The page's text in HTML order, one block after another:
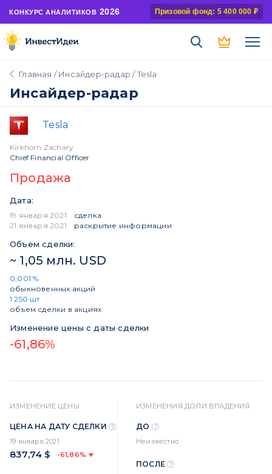
КОНКУРС АНАЛИТИКОВ 2026 Призовой фонд: 5 400 000 ₽
Главная /Инсайдер-радар / Tesla
Инсайдер-радар
Tesla
Kirkhorn Zachary
Chief Financial Officer
Продажа
Дата:
19 января 2021
сделка
21 января 2021
раскрытие информации
Объем сделки:
~ 1,05 млн. USD
0,001 %
обыкновенных акций
1 250 шт
объем сделки в акциях
Изменение цены с даты сделки
-61,86%
ИЗМЕНЕНИЕ ЦЕНЫ
ЦЕНА НА ДАТУ СДЕЛКИ
19 января 2021
837,74 $ -61,86%
ИЗМЕНЕНИЯ ДОЛИ ВЛАДЕНИЯ
ДО
Неизвестно
ПОСЛЕ